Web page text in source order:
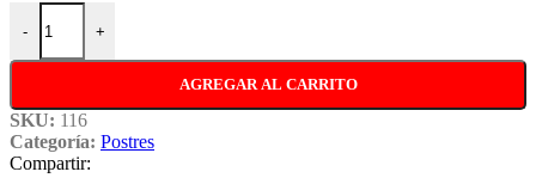
-
GELATINA DE CEREZA x 1 kg cantidad
+
AGREGAR AL CARRITO
SKU: 116
Categoría: Postres
Compartir: